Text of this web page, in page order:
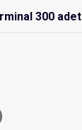
300 adet